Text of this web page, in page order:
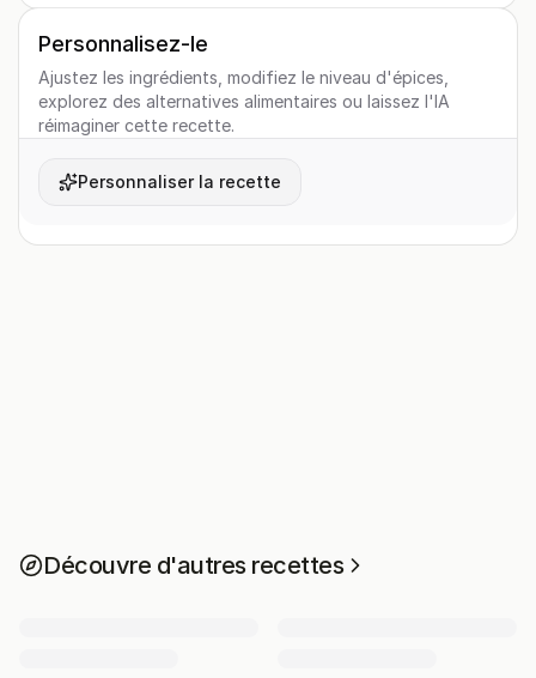
Personnalisez-le
Ajustez les ingrédients, modifiez le niveau d'épices,
explorez des alternatives alimentaires ou laissez l'IA
réimaginer cette recette.
Personnaliser la recette
Découvre d'autres recettes